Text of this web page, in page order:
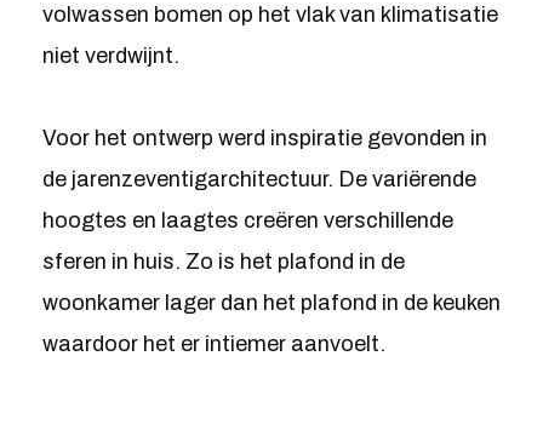
volwassen bomen op het vlak van klimatisatie
niet verdwijnt.
Voor het ontwerp werd inspiratie gevonden in
de jarenzeventigarchitectuur. De variërende
hoogtes en laagtes creëren verschillende
sferen in huis. Zo is het plafond in de
woonkamer lager dan het plafond in de keuken
waardoor het er intiemer aanvoelt.